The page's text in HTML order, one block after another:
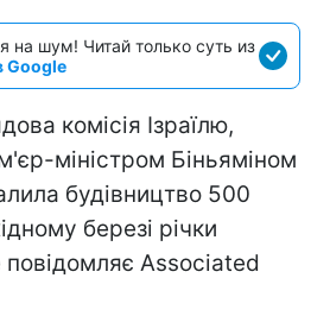
на шум! Читай только суть из
Google
комісія Ізраїлю,
міністром Біньяміном
будівництво 500
березі річки
Associated